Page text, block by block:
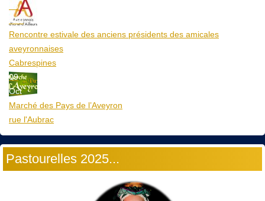
25
Aoû
Rencontre estivale des anciens présidents des amicales
aveyronnaises
Cabrespines
09
Oct
Marché des Pays de l’Aveyron
rue l'Aubrac
Pastourelles 2025...